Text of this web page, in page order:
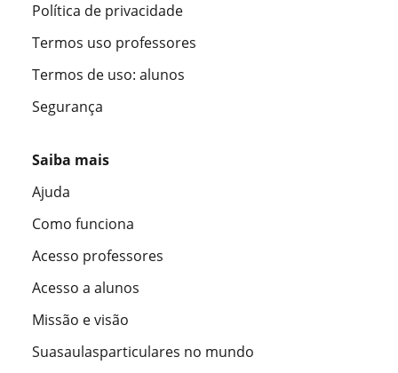
Política de privacidade
Termos uso professores
Termos de uso: alunos
Segurança
Saiba mais
Ajuda
Como funciona
Acesso professores
Acesso a alunos
Missão e visão
Suasaulasparticulares no mundo